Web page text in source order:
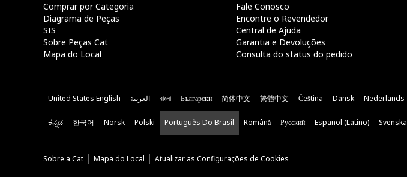
Comprar por Categoria
Diagrama de Peças
SIS
Sobre Peças Cat
Mapa do Local
Fale Conosco
Encontre o Revendedor
Central de Ajuda
Garantia e Devoluções
Consulta do status do pedido
United States English العربية বাংলা Български 简体中文 繁體中文 Čeština Dansk Nederlands
ಕನ್ನಡ 한국어 Norsk Polski Português Do Brasil Română Русский Español (Latino) Svenska
Sobre a Cat Mapa do Local Atualizar as Configurações de Cookies